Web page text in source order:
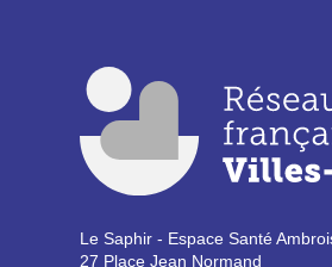
Le Saphir - Espace Santé
27 Place Jean Normand